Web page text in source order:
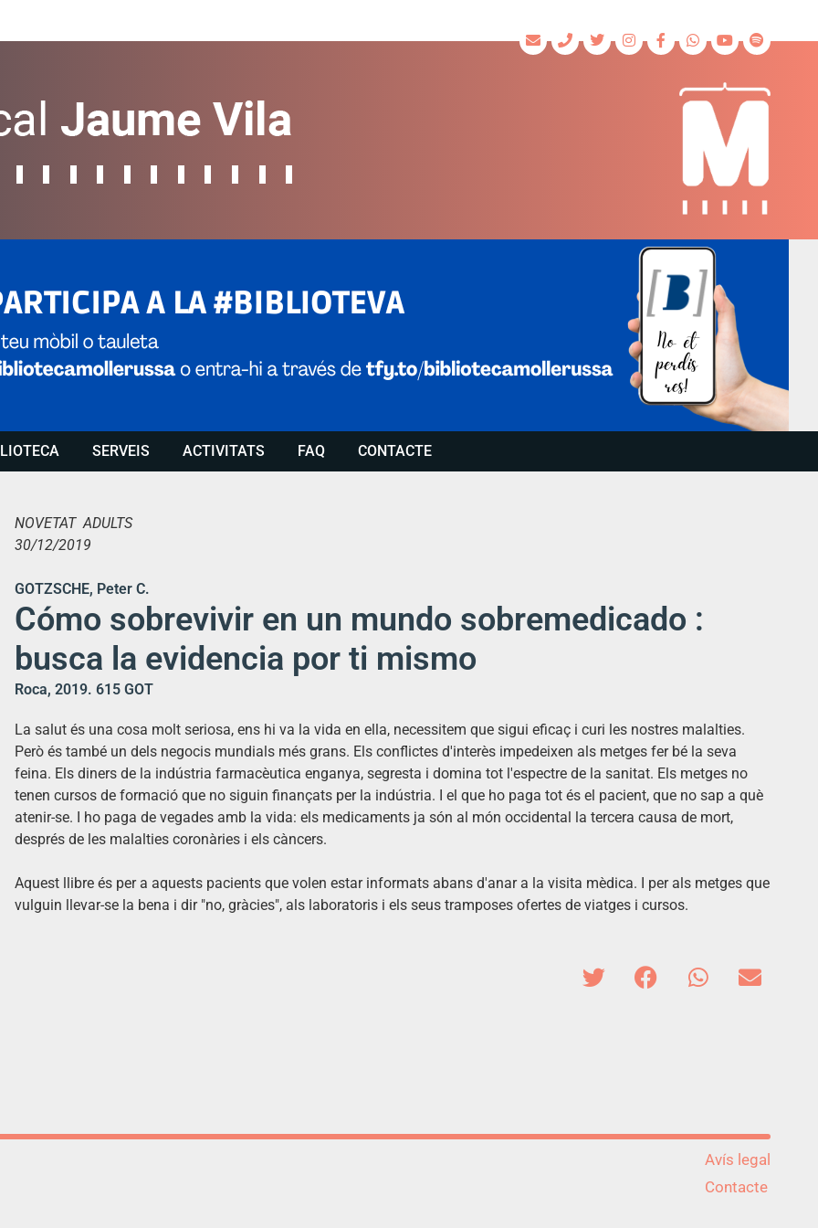
SERVEIS ACTIVITATS FAQ CONTACTE
NOVETAT ADULTS
30/12/2019
GOTZSCHE, Peter C.
Cómo sobrevivir en un mundo sobremedicado :
busca la evidencia por ti mismo
Roca, 2019. 615 GOT
La salut és una cosa molt seriosa, ens hi va la vida en ella, necessitem que sigui eficaç i curi les nostres malalties.
Però és també un dels negocis mundials més grans. Els conflictes d'interès impedeixen als metges fer bé la seva
feina. Els diners de la indústria farmacèutica enganya, segresta i domina tot l'espectre de la sanitat. Els metges no
tenen cursos de formació que no siguin finançats per la indústria. I el que ho paga tot és el pacient, que no sap a què
atenir-se. I ho paga de vegades amb la vida: els medicaments ja són al món occidental la tercera causa de mort,
després de les malalties coronàries i els càncers.
Aquest llibre és per a aquests pacients que volen estar informats abans d'anar a la visita mèdica. I per als metges que
vulguin llevar-se la bena i dir "no, gràcies", als laboratoris i els seus tramposes ofertes de viatges i cursos.
Avís legal
Contacte